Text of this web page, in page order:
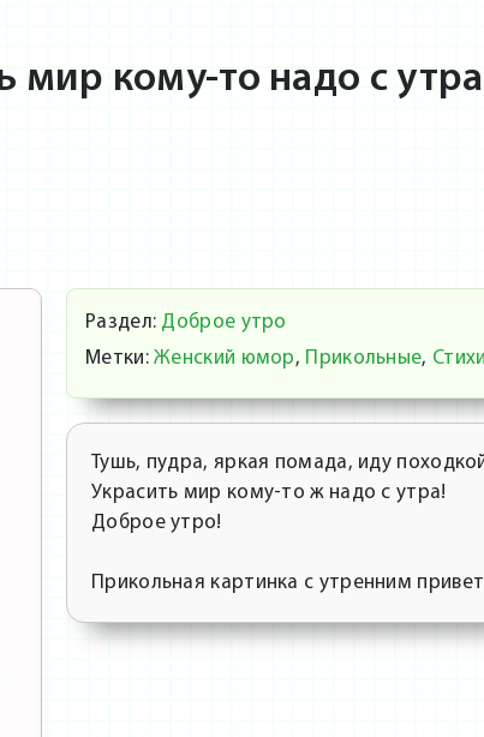
мир кому-то надо с
Раздел: Доброе утро
Метки: Женский юмор, Прикольные, Стихи
Тушь, пудра, яркая помада, иду
Украсить мир кому-то ж надо с утра!
Доброе утро!
Прикольная картинка с утренним